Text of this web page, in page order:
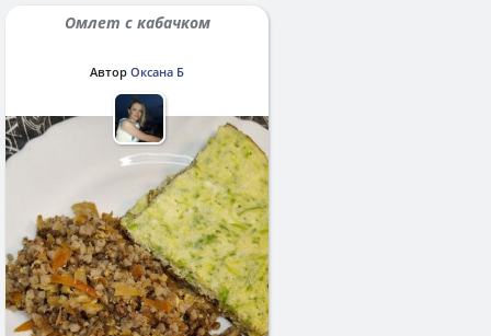
Омлет с кабачком
Автор Оксана Б